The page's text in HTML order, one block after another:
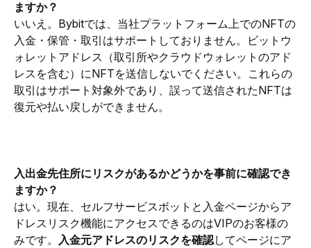
ますか？
いいえ。Bybitでは、当社プラットフォーム上でのNFTの
入金・保管・取引はサポートしておりません。ビットウ
ォレットアドレス（取引所やクラウドウォレットのアド
レスを含む）にNFTを送信しないでください。これらの
取引はサポート対象外であり、誤って送信されたNFTは
復元や払い戻しができません。
入出金先住所にリスクがあるかどうかを事前に確認でき
ますか？
はい。現在、セルフサービスボットと入金ページからア
ドレスリスク機能にアクセスできるのはVIPのお客様の
みです。
入金元アドレスのリスクを確認してページにア